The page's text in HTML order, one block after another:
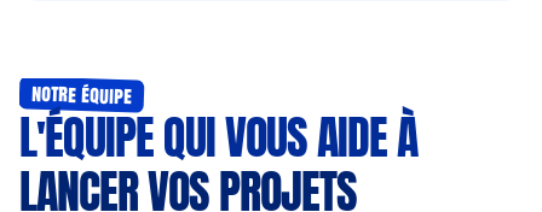
notre équipe
L'ÉQUIPE QUI VOUS AIDE À
LANCER VOS PROJETS